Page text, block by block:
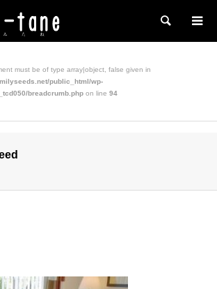
検索
must be of type array|object, false given in
public_html/wp-
breadcrumb.php on line 94